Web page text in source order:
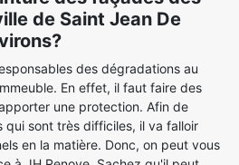
de Saint Jean De
des dégradations au
En effet, il faut faire des
une protection. Afin de
qui sont très difficiles, il va falloir
en la matière. Donc, on peut vous